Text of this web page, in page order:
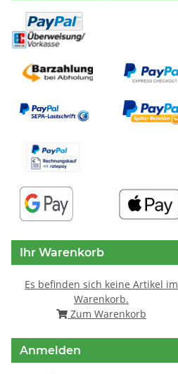
Ihr Warenkorb
Es befinden sich keine Artikel im
Warenkorb.
Zum Warenkorb
Anmelden